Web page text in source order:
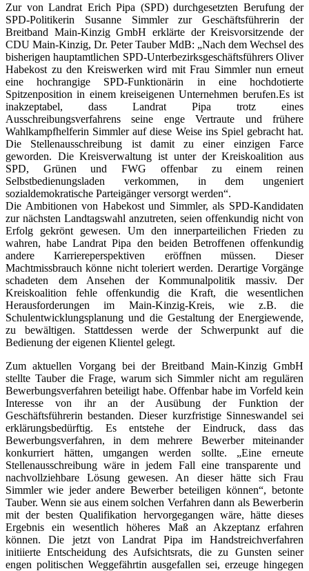
Zur von Landrat Erich Pipa (SPD) durchgesetzten Berufung der
SPD-Politikerin Susanne Simmler zur Geschäftsführerin der
Breitband Main-Kinzig GmbH erklärte der Kreisvorsitzende der
CDU Main-Kinzig, Dr. Peter Tauber MdB: „Nach dem Wechsel des
bisherigen hauptamtlichen SPD-Unterbezirksgeschäftsführers Oliver
Habekost zu den Kreiswerken wird mit Frau Simmler nun erneut
eine hochrangige SPD-Funktionärin in eine hochdotierte
Spitzenposition in einem kreiseigenen Unternehmen berufen.Es ist
inakzeptabel, dass Landrat Pipa trotz eines
Ausschreibungsverfahrens seine enge Vertraute und frühere
Wahlkampfhelferin Simmler auf diese Weise ins Spiel gebracht hat.
Die Stellenausschreibung ist damit zu einer einzigen Farce
geworden. Die Kreisverwaltung ist unter der Kreiskoalition aus
SPD, Grünen und FWG offenbar zu einem reinen
Selbstbedienungsladen verkommen, in dem ungeniert
sozialdemokratische Parteigänger versorgt werden“.
Die Ambitionen von Habekost und Simmler, als SPD-Kandidaten
zur nächsten Landtagswahl anzutreten, seien offenkundig nicht von
Erfolg gekrönt gewesen. Um den innerparteilichen Frieden zu
wahren, habe Landrat Pipa den beiden Betroffenen offenkundig
andere Karriereperspektiven eröffnen müssen. Dieser
Machtmissbrauch könne nicht toleriert werden. Derartige Vorgänge
schadeten dem Ansehen der Kommunalpolitik massiv. Der
Kreiskoalition fehle offenkundig die Kraft, die wesentlichen
Herausforderungen im Main-Kinzig-Kreis, wie z.B. die
Schulentwicklungsplanung und die Gestaltung der Energiewende,
zu bewältigen. Stattdessen werde der Schwerpunkt auf die
Bedienung der eigenen Klientel gelegt.
Zum aktuellen Vorgang bei der Breitband Main-Kinzig GmbH
stellte Tauber die Frage, warum sich Simmler nicht am regulären
Bewerbungsverfahren beteiligt habe. Offenbar habe im Vorfeld kein
Interesse von ihr an der Ausübung der Funktion der
Geschäftsführerin bestanden. Dieser kurzfristige Sinneswandel sei
erklärungsbedürftig. Es entstehe der Eindruck, dass das
Bewerbungsverfahren, in dem mehrere Bewerber miteinander
konkurriert hätten, umgangen werden sollte. „Eine erneute
Stellenausschreibung wäre in jedem Fall eine transparente und
nachvollziehbare Lösung gewesen. An dieser hätte sich Frau
Simmler wie jeder andere Bewerber beteiligen können“, betonte
Tauber. Wenn sie aus einem solchen Verfahren dann als Bewerberin
mit der besten Qualifikation hervorgegangen wäre, hätte dieses
Ergebnis ein wesentlich höheres Maß an Akzeptanz erfahren
können. Die jetzt von Landrat Pipa im Handstreichverfahren
initiierte Entscheidung des Aufsichtsrats, die zu Gunsten seiner
engen politischen Weggefährtin ausgefallen sei, erzeuge hingegen